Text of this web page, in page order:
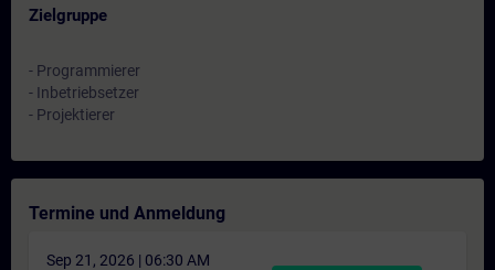
Zielgruppe
- Programmierer
- Inbetriebsetzer
- Projektierer
Termine und Anmeldung
Sep 21, 2026 | 06:30 AM